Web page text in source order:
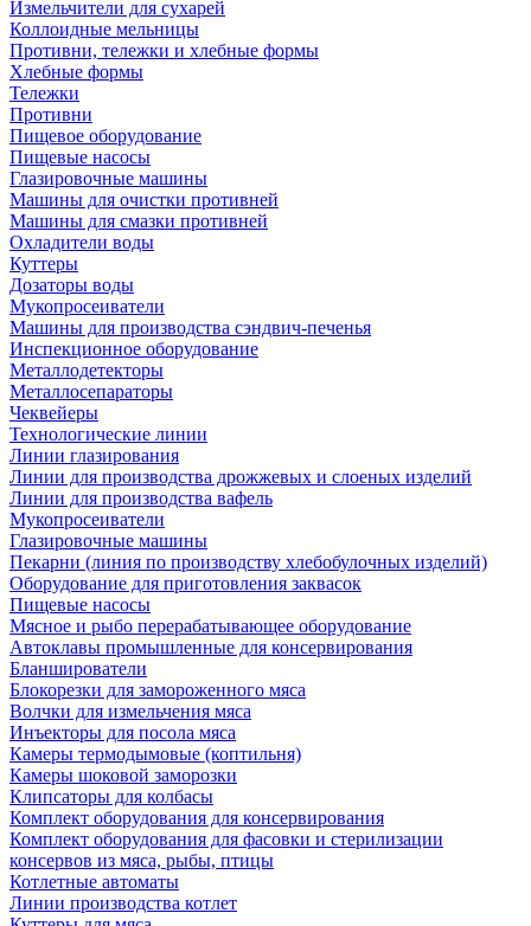
Измельчители для сухарей
Коллоидные мельницы
Противни, тележки и хлебные формы
Хлебные формы
Тележки
Противни
Пищевое оборудование
Пищевые насосы
Глазировочные машины
Машины для очистки противней
Машины для смазки противней
Охладители воды
Куттеры
Дозаторы воды
Мукопросеиватели
Машины для производства сэндвич-печенья
Инспекционное оборудование
Металлодетекторы
Металлосепараторы
Чеквейеры
Технологические линии
Линии глазирования
Линии для производства дрожжевых и слоеных изделий
Линии для производства вафель
Мукопросеиватели
Глазировочные машины
Пекарни (линия по производству хлебобулочных изделий)
Оборудование для приготовления заквасок
Пищевые насосы
Мясное и рыбо перерабатывающее оборудование
Автоклавы промышленные для консервирования
Бланширователи
Блокорезки для замороженного мяса
Волчки для измельчения мяса
Инъекторы для посола мяса
Камеры термодымовые (коптильня)
Камеры шоковой заморозки
Клипсаторы для колбасы
Комплект оборудования для консервирования
Комплект оборудования для фасовки и стерилизации
консервов из мяса, рыбы, птицы
Котлетные автоматы
Линии производства котлет